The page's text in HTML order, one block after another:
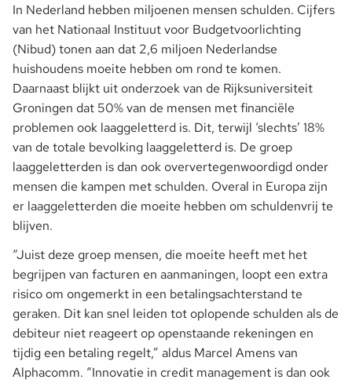
In Nederland hebben miljoenen mensen schulden. Cijfers
van het Nationaal Instituut voor Budgetvoorlichting
(Nibud) tonen aan dat 2,6 miljoen Nederlandse
huishoudens moeite hebben om rond te komen.
Daarnaast blijkt uit onderzoek van de Rijksuniversiteit
Groningen dat 50% van de mensen met financiële
problemen ook laaggeletterd is. Dit, terwijl ‘slechts’ 18%
van de totale bevolking laaggeletterd is. De groep
laaggeletterden is dan ook oververtegenwoordigd onder
mensen die kampen met schulden. Overal in Europa zijn
er laaggeletterden die moeite hebben om schuldenvrij te
blijven.
“Juist deze groep mensen, die moeite heeft met het
begrijpen van facturen en aanmaningen, loopt een extra
risico om ongemerkt in een betalingsachterstand te
geraken. Dit kan snel leiden tot oplopende schulden als de
debiteur niet reageert op openstaande rekeningen en
tijdig een betaling regelt,” aldus Marcel Amens van
Alphacomm. “Innovatie in credit management is dan ook